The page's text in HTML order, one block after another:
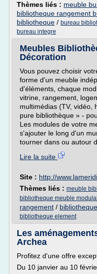
Thèmes liés : meuble
bibliotheque rangement
bibliotheque / bureau
bureau integre
Meubles
Décoration
Vous pouvez choisir
forme d'un meuble
d'éléments, chaque
vitrine, rangement,
multimédias (TV, vidéo,
pure bibliothèque » -
Les modules de votre
s'ajouter le long d'un
tourner dans ou autour
Lire la suite
Site : http://
Thèmes liés : meuble
bibliotheque meuble
rangement /
bibliotheque element
Les
Archea
Profitez d'une offre
Du 10 janvier au 10